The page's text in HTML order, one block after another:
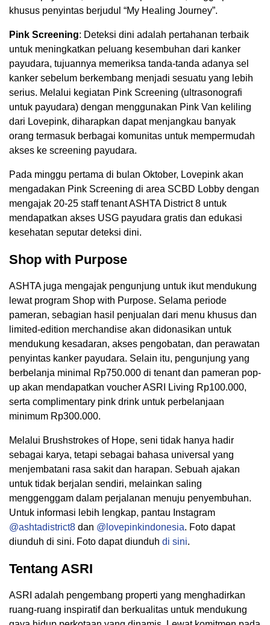
khusus penyintas berjudul “My Healing Journey”.
Pink Screening: Deteksi dini adalah pertahanan terbaik
untuk meningkatkan peluang kesembuhan dari kanker
payudara, tujuannya memeriksa tanda-tanda adanya sel
kanker sebelum berkembang menjadi sesuatu yang lebih
serius. Melalui kegiatan Pink Screening (ultrasonografi
untuk payudara) dengan menggunakan Pink Van keliling
dari Lovepink, diharapkan dapat menjangkau banyak
orang termasuk berbagai komunitas untuk mempermudah
akses ke screening payudara.
Pada minggu pertama di bulan Oktober, Lovepink akan
mengadakan Pink Screening di area SCBD Lobby dengan
mengajak 20-25 staff tenant ASHTA District 8 untuk
mendapatkan akses USG payudara gratis dan edukasi
kesehatan seputar deteksi dini.
Shop with Purpose
ASHTA juga mengajak pengunjung untuk ikut mendukung
lewat program Shop with Purpose. Selama periode
pameran, sebagian hasil penjualan dari menu khusus dan
limited-edition merchandise akan didonasikan untuk
mendukung kesadaran, akses pengobatan, dan perawatan
penyintas kanker payudara. Selain itu, pengunjung yang
berbelanja minimal Rp750.000 di tenant dan pameran pop-
up akan mendapatkan voucher ASRI Living Rp100.000,
serta complimentary pink drink untuk perbelanjaan
minimum Rp300.000.
Melalui Brushstrokes of Hope, seni tidak hanya hadir
sebagai karya, tetapi sebagai bahasa universal yang
menjembatani rasa sakit dan harapan. Sebuah ajakan
untuk tidak berjalan sendiri, melainkan saling
menggenggam dalam perjalanan menuju penyembuhan.
Untuk informasi lebih lengkap, pantau Instagram
@ashtadistrict8 dan @lovepinkindonesia. Foto dapat
diunduh di sini. Foto dapat diunduh di sini.
Tentang ASRI
ASRI adalah pengembang properti yang menghadirkan
ruang-ruang inspiratif dan berkualitas untuk mendukung